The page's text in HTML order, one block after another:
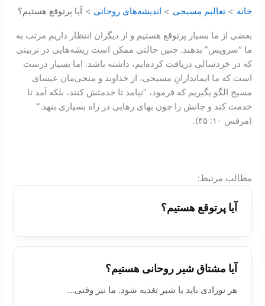
خانه تعالیم مسیحی اندیشه‌های روحانی آیا پرتوقع هستیم؟
بعضی از ما بسیار پرتوقع هستیم و از دیگران انتظار داریم مرتب به
ما “سرویس” بدهند. چنین حالتی ممکن است ریشه‌هایی در تربیتی
که در خردسالی دریافت کرده‌ایم، داشته باشد. اما بسیار درست
است که ما ايماندارانِ مسيحی، از خداوند و منجی‌مان عیسای
مسیح الگو بگیریم که فرمود، “نيامد تا خدمتش کنند، بلکه آمد تا
خدمت کند و جانش را چون بهای رهایی در راه بسیاری بنهد.”
(مرقس ۱۰: ۴۵).
:مطالب مرتبط
آیا پرتوقع هستیم؟
آیا مشتاق شیر روحانی هستیم؟
هر نوزادی باید با شیر تغذیه شود. ما نیز وقتی…